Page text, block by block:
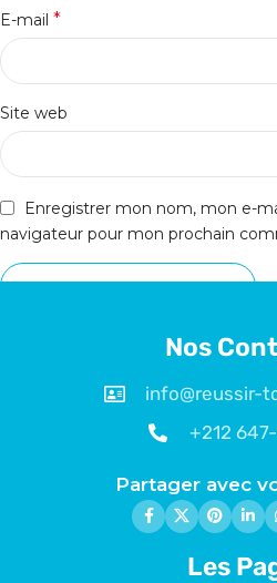
E-mail *
Site web
Enregistrer mon nom, mon e-
navigateur pour mon prochain
Nos
info@reussir-
+212
Partager avec
Les